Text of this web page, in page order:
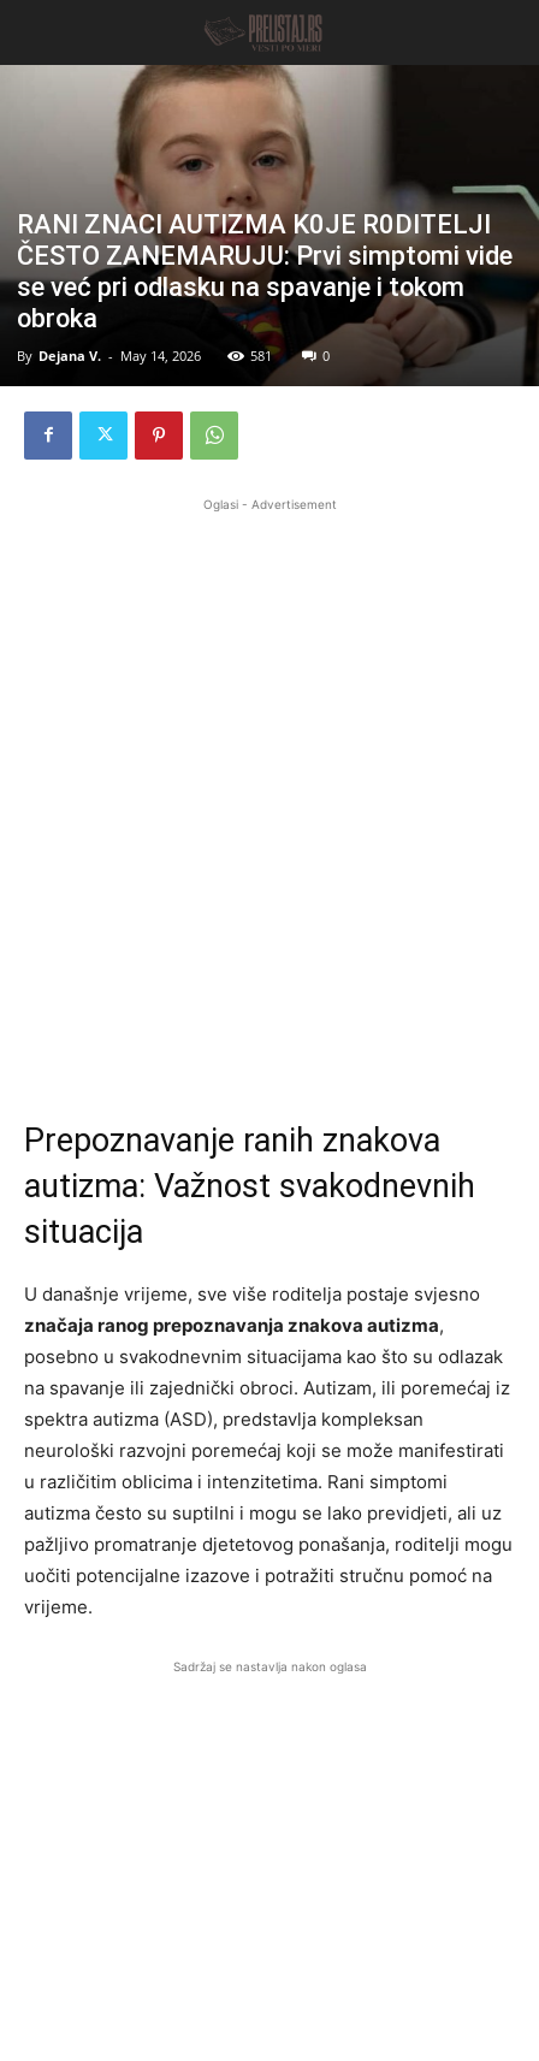
RANI ZNACI AUTIZMA K0JE R0DITELJI
ČESTO ZANEMARUJU: Prvi simptomi vide
se već pri odlasku na spavanje i tokom
obroka
By Dejana V. - May 14, 2026 581 0
Oglasi - Advertisement
Prepoznavanje ranih znakova
autizma: Važnost svakodnevnih
situacija
U današnje vrijeme, sve više roditelja postaje svjesno
značaja ranog prepoznavanja znakova autizma,
posebno u svakodnevnim situacijama kao što su odlazak
na spavanje ili zajednički obroci. Autizam, ili poremećaj iz
spektra autizma (ASD), predstavlja kompleksan
neurološki razvojni poremećaj koji se može manifestirati
u različitim oblicima i intenzitetima. Rani simptomi
autizma često su suptilni i mogu se lako previdjeti, ali uz
pažljivo promatranje djetetovog ponašanja, roditelji mogu
uočiti potencijalne izazove i potražiti stručnu pomoć na
vrijeme.
Sadržaj se nastavlja nakon oglasa